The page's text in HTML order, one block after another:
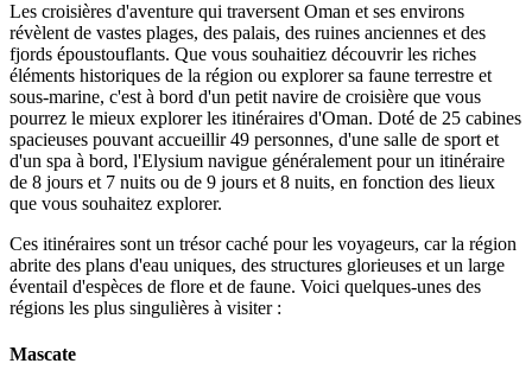
Les croisières d'aventure qui traversent Oman et ses environs
révèlent de vastes plages, des palais, des ruines anciennes et des
fjords époustouflants. Que vous souhaitiez découvrir les riches
éléments historiques de la région ou explorer sa faune terrestre et
sous-marine, c'est à bord d'un petit navire de croisière que vous
pourrez le mieux explorer les itinéraires d'Oman. Doté de 25 cabines
spacieuses pouvant accueillir 49 personnes, d'une salle de sport et
d'un spa à bord, l'Elysium navigue généralement pour un itinéraire
de 8 jours et 7 nuits ou de 9 jours et 8 nuits, en fonction des lieux
que vous souhaitez explorer.
Ces itinéraires sont un trésor caché pour les voyageurs, car la région
abrite des plans d'eau uniques, des structures glorieuses et un large
éventail d'espèces de flore et de faune. Voici quelques-unes des
régions les plus singulières à visiter :
Mascate